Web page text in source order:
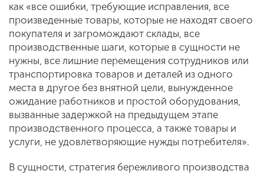
как «все ошибки, требующие исправления, все
произведенные товары, которые не находят своего
покупателя и загромождают склады, все
производственные шаги, которые в сущности не
нужны, все лишние перемещения сотрудников или
транспортировка товаров и деталей из одного
места в другое без внятной цели, вынужденное
ожидание работников и простой оборудования,
вызванные задержкой на предыдущем этапе
производственного процесса, а также товары и
услуги, не удовлетворяющие нужды потребителя».
В сущности, стратегия бережливого производства